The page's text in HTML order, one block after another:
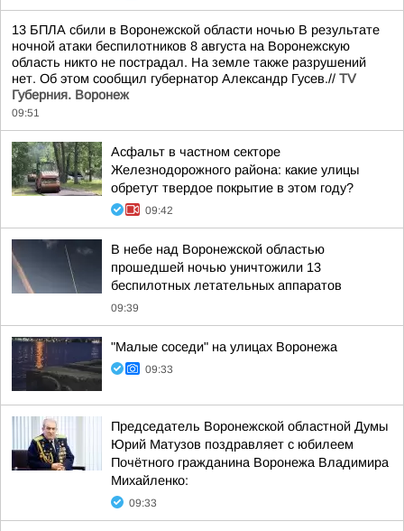
13 БПЛА сбили в Воронежской области ночью В результате
ночной атаки беспилотников 8 августа на Воронежскую
область никто не пострадал. На земле также разрушений
нет. Об этом сообщил губернатор Александр Гусев.// TV
Губерния. Воронеж
09:51
Асфальт в частном секторе
Железнодорожного района: какие улицы
обретут твердое покрытие в этом году?
09:42
В небе над Воронежской областью
прошедшей ночью уничтожили 13
беспилотных летательных аппаратов
09:39
"Малые соседи" на улицах Воронежа
09:33
Председатель Воронежской областной Думы
Юрий Матузов поздравляет с юбилеем
Почётного гражданина Воронежа Владимира
Михайленко:
09:33